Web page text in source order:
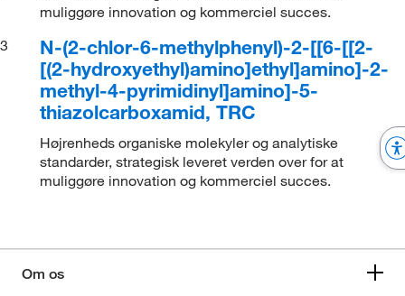
muliggøre innovation og kommerciel succes.
3
N-(2-chlor-6-methylphenyl)-2-[[6-[[2-
[(2-hydroxyethyl)amino]ethyl]amino]-2-
methyl-4-pyrimidinyl]amino]-5-
thiazolcarboxamid, TRC
Højrenheds organiske molekyler og analytiske
standarder, strategisk leveret verden over for at
muliggøre innovation og kommerciel succes.
Om os